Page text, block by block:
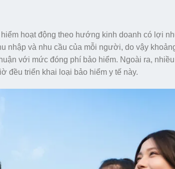
hoạt động theo hướng kinh doanh có lợi
nhập và nhu cầu của mỗi người, do vậy
với mức đóng phí bảo hiểm. Ngoài ra,
đều triển khai loại bảo hiểm y tế này.